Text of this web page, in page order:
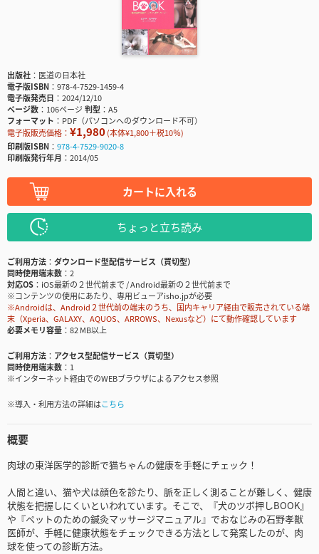
出版社
医道の日本社
電子版ISBN
978-4-7529-1459-4
電子版発売日
2024/12/10
ページ数
106ページ判型
A5
フォーマット
PDF（パソコンへのダウンロード不可）
電子版販売価格： ¥1,980(本体¥1,800＋税10％)
印刷版ISBN
978-4-7529-9020-8
印刷版発行年月
2014/05
カートに入れる
ちょっと立ち読み
ご利用方法
ダウンロード型配信サービス（買切型）
同時使用端末数
2
対応OS
iOS最新の２世代前まで / Android最新の２世代前まで
※コンテンツの使用にあたり、専用ビューアisho.jpが必要
※Androidは、Android２世代前の端末のうち、国内キャリア経由で販売されている端
末（Xperia、GALAXY、AQUOS、ARROWS、Nexusなど）にて動作確認しています
必要メモリ容量
82 MB以上
ご利用方法
アクセス型配信サービス（買切型）
同時使用端末数
1
※インターネット経由でのWEBブラウザによるアクセス参照
※導入・利用方法の詳細はこちら
概要
肉球の東洋医学的診断で猫ちゃんの健康を手軽にチェック！
人間と違い、猫や犬は顔色を診たり、脈を正しく測ることが難しく、健康
状態を把握しにくいといわれています。そこで、『犬のツボ押しBOOK』
や『ペットのための鍼灸マッサージマニュアル』でおなじみの石野孝獣
医師が、手軽に健康状態をチェックできる方法として発案したのが、肉
球を使っての診断方法。